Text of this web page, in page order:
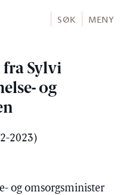
SØK MENY
Sylvi
og
2023)
og omsorgsminister